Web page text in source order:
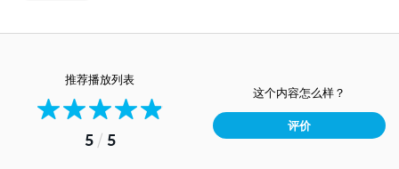
推荐播放列表
5/ 5
这个内容怎么样？
评价